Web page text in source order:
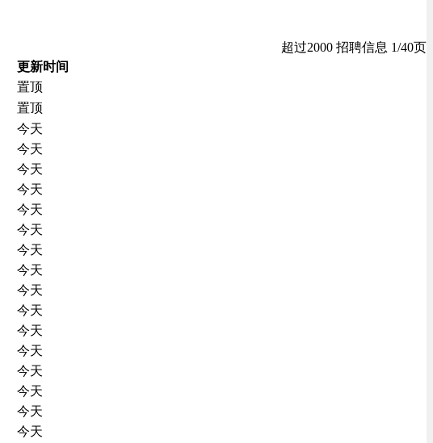
超过2000 招聘信息 1/40页
更新时间
置顶
置顶
今天
今天
今天
今天
今天
今天
今天
今天
今天
今天
今天
今天
今天
今天
今天
今天